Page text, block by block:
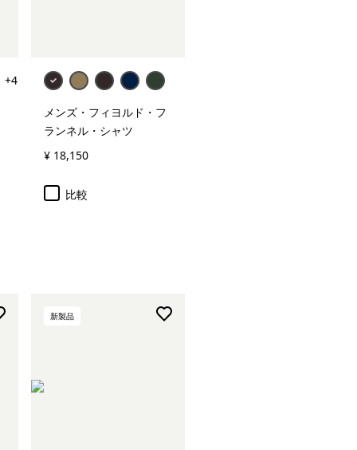
+4
メンズ・フィヨルド・フ
ランネル・シャツ
¥ 18,150
比較
新製品